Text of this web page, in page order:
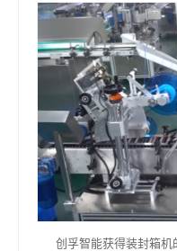
创孚智能获得装封箱